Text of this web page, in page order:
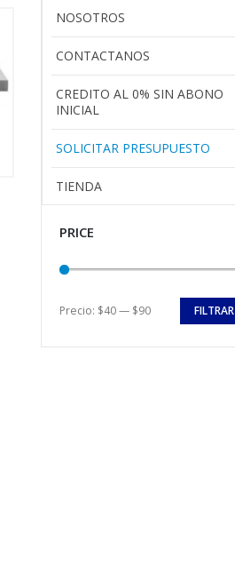
NOSOTROS
CONTACTANOS
CREDITO AL 0% SIN ABONO
INICIAL
SOLICITAR PRESUPUESTO
TIENDA
PRICE
FILTRAR
Precio: $40— $90